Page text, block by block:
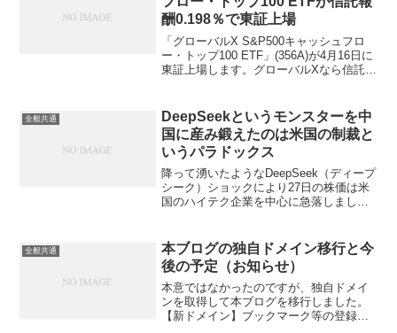
酬0.198％で東証上場
「グローバルX S&P500キャッシュフロ
ー・トップ100 ETF」(356A)が4月16日に
東証上場します。グローバルXなら信託報
と思います。対象指標は「S...
全般共通
DeepSeekというモンスターを中
国に産み鍛えたのは米国の制裁と
いうパラドックス
降って湧いたようなDeepSeek（ディープ
シーク）ショックにより27日の株価は米
国のハイテク企業を中心に急落しまし
1/10未満の開発コストで米国最先端AIモ
デルを上回...
全般共通
本ブログの独自ドメイン移行と今
後の予定（お知らせ）
本意ではなかったのですが、独自ドメイ
ンを取得して本ブログを移行しました。
【新ドメイン】ブックマーク等の登録が